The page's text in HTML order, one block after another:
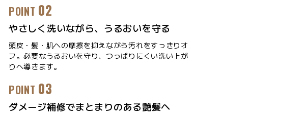
POINT 02
やさしく洗いながら、うるおいを守る
頭皮・髪・肌への摩擦を抑えながら汚れをすっきりオ
フ。必要なうるおいを守り、つっぱりにくい洗い上が
りへ導きます。
POINT 03
ダメージ補修でまとまりのある艶髪へ